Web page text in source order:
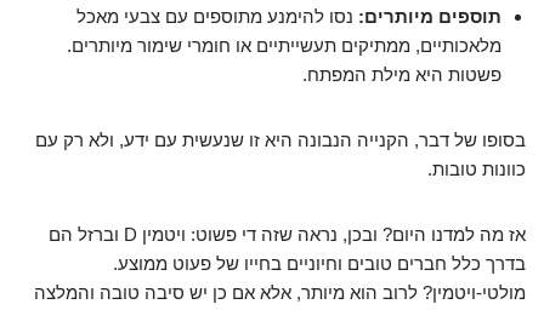
תוספים מיותרים: נסו להימנע מתוספים עם צבעי מאכל
מלאכותיים, ממתיקים תעשייתיים או חומרי שימור מיותרים.
פשטות היא מילת המפתח.
בסופו של דבר, הקנייה הנבונה היא זו שנעשית עם ידע, ולא רק עם
כוונות טובות.
אז מה למדנו היום? ובכן, נראה שזה די פשוט: ויטמין D וברזל הם
בדרך כלל חברים טובים וחיוניים בחייו של פעוט ממוצע.
מולטי-ויטמין? לרוב הוא מיותר, אלא אם כן יש סיבה טובה והמלצה